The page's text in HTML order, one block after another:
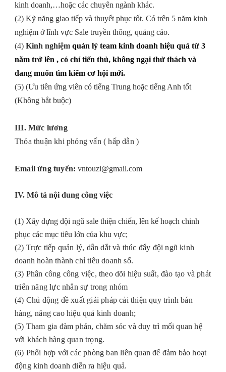
kinh doanh,…hoặc các chuyên ngành khác.
(2) Kỹ năng giao tiếp và thuyết phục tốt. Có trên 5 năm kinh
nghiệm ở lĩnh vực Sale truyền thông, quảng cáo.
(4) Kinh nghiệm quản lý team kinh doanh hiệu quả từ 3
năm trở lên , có chí tiến thủ, không ngại thử thách và
đang muốn tìm kiếm cơ hội mới.
(5) (Ưu tiên ứng viên có tiếng Trung hoặc tiếng Anh tốt
(Không bắt buộc)
III. Mức lương
Thỏa thuận khi phỏng vấn ( hấp dẫn )
Email ứng tuyển:vntouzi@gmail.com
IV. Mô tả nội dung công việc
(1) Xây dựng đội ngũ sale thiện chiến, lên kế hoạch chinh
phục các mục tiêu lớn của khu vực;
(2) Trực tiếp quản lý, dẫn dắt và thúc đẩy đội ngũ kinh
doanh hoàn thành chỉ tiêu doanh số.
(3) Phân công công việc, theo dõi hiệu suất, đào tạo và phát
triển năng lực nhân sự trong nhóm
(4) Chủ động đề xuất giải pháp cải thiện quy trình bán
hàng, nâng cao hiệu quả kinh doanh;
(5) Tham gia đàm phán, chăm sóc và duy trì mối quan hệ
với khách hàng quan trọng.
(6) Phối hợp với các phòng ban liên quan để đảm bảo hoạt
động kinh doanh diễn ra hiệu quả.